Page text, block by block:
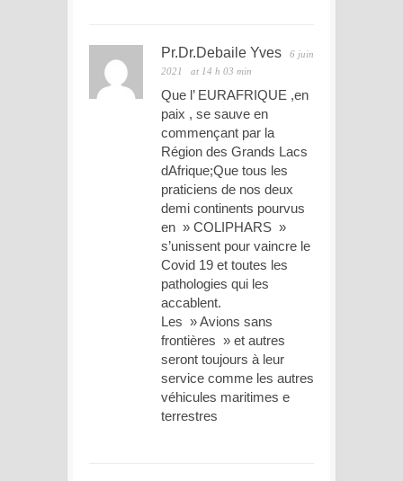
Pr.Dr.Debaile Yves
6 juin
2021
at 14 h 03 min
Que l’ EURAFRIQUE ,en
paix , se sauve en
commençant par la
Région des Grands Lacs
dAfrique;Que tous les
praticiens de nos deux
demi continents pourvus
en » COLIPHARS »
s’unissent pour vaincre le
Covid 19 et toutes les
pathologies qui les
accablent.
Les » Avions sans
frontières » et autres
seront toujours à leur
service comme les autres
véhicules maritimes e
terrestres